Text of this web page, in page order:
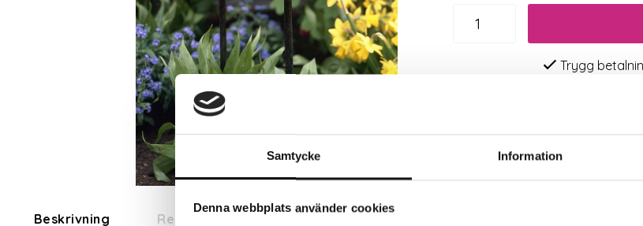
Samtycke Information
Denna webbplats använder cookies
Trygg
Beskrivning Recensioner